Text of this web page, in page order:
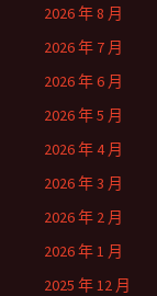
2026 年 8 月
2026 年 7 月
2026 年 6 月
2026 年 5 月
2026 年 4 月
2026 年 3 月
2026 年 2 月
2026 年 1 月
2025 年 12 月